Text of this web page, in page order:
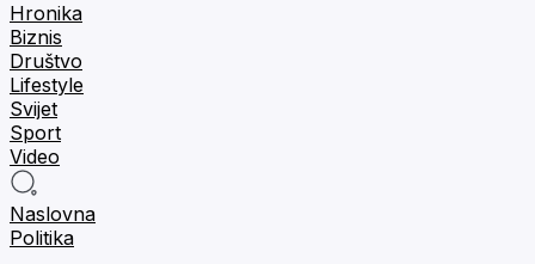
Hronika
Biznis
Društvo
Lifestyle
Svijet
Sport
Video
Naslovna
Politika